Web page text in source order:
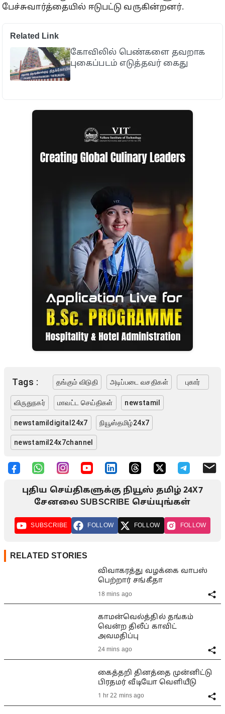
பேச்சுவார்த்தையில் ஈடுபட்டு வருகின்றனர்.
Related Link
கோவிலில் பெண்களை தவறாக
புகைப்படம் எடுத்தவர் கைது
Tags : தங்கும் விடுதி அடிப்படை வசதிகள் புகார்
விருதுநகர் மாவட்ட செய்திகள் newstamil
newstamildigital24x7 நியூஸ்தமிழ்24x7
newstamil24x7channel
புதிய செய்திகளுக்கு நியூஸ் தமிழ் 24X7
சேனலை SUBSCRIBE செய்யுங்கள்
SUBSCRIBE FOLLOW FOLLOW FOLLOW
RELATED STORIES
விவாகரத்து வழக்கை வாபஸ்
பெற்றார் சங்கீதா
18 mins ago
காமன்வெல்த்தில் தங்கம்
வென்ற திலீப் காவிட்
அவமதிப்பு
24 mins ago
கைத்தறி தினத்தை முன்னிட்டு
பிரதமர் வீடியோ வெளியீடு
1 hr 22 mins ago